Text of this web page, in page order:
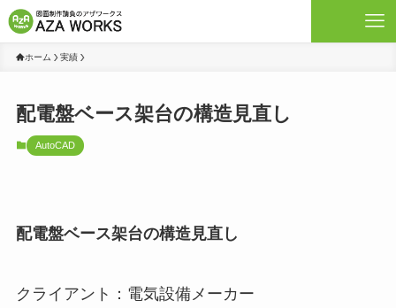
ホーム 実績
配電盤ベース架台の構造見直し
AutoCAD
配電盤ベース架台の構造見直し
クライアント：電気設備メーカー